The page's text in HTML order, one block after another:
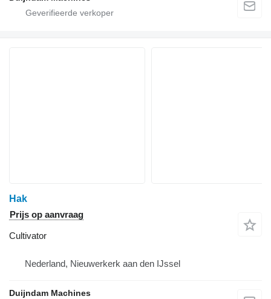
Hak
Prijs op aanvraag
Cultivator
Nederland, Nieuwerkerk aan den IJssel
Duijndam Machines